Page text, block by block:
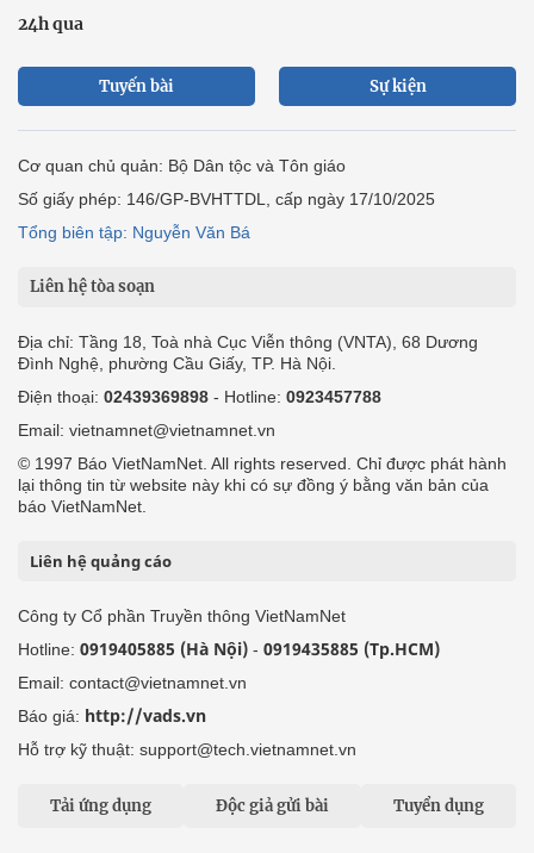
24h qua
Tuyến bài Sự kiện
Cơ quan chủ quản: Bộ Dân tộc và Tôn giáo
Số giấy phép: 146/GP-BVHTTDL, cấp ngày 17/10/2025
Tổng biên tập: Nguyễn Văn Bá
Liên hệ tòa soạn
Địa chỉ: Tầng 18, Toà nhà Cục Viễn thông (VNTA), 68 Dương
Đình Nghệ, phường Cầu Giấy, TP. Hà Nội.
Điện thoại: 02439369898 - Hotline: 0923457788
Email: vietnamnet@vietnamnet.vn
© 1997 Báo VietNamNet. All rights reserved. Chỉ được phát hành
lại thông tin từ website này khi có sự đồng ý bằng văn bản của
báo VietNamNet.
Liên hệ quảng cáo
Công ty Cổ phần Truyền thông VietNamNet
Hotline: 0919405885 (Hà Nội) - 0919435885 (Tp.HCM)
Email: contact@vietnamnet.vn
Báo giá: http://vads.vn
Hỗ trợ kỹ thuật: support@tech.vietnamnet.vn
Tải ứng dụng Độc giả gửi bài Tuyển dụng